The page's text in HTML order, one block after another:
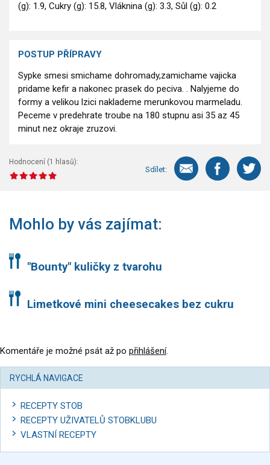
(g): 1.9, Cukry (g): 15.8, Vláknina (g): 3.3, Sůl (g): 0.2
POSTUP PŘÍPRAVY
Sypke smesi smichame dohromady,zamichame vajicka
pridame kefir a nakonec prasek do peciva. . Nalyjeme do
formy a velikou lzici naklademe merunkovou marmeladu.
Peceme v predehrate troube na 180 stupnu asi 35 az 45
minut nez okraje zruzovi.
Hodnocení (1 hlasů):
Sdílet:
Mohlo by vás zajímat:
"Bounty" kuličky z tvarohu
Limetkové mini cheesecakes bez cukru
Komentáře je možné psát až po přihlášení.
RYCHLÁ NAVIGACE
RECEPTY STOB
RECEPTY UŽIVATELŮ STOBKLUBU
VLASTNÍ RECEPTY